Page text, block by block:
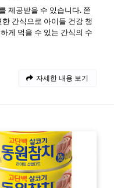
제공받을 수 있습니다. 쫀
간식으로 아이들 건강 챙
게 먹을 수 있는 간식의 수
자세한 내용 보기